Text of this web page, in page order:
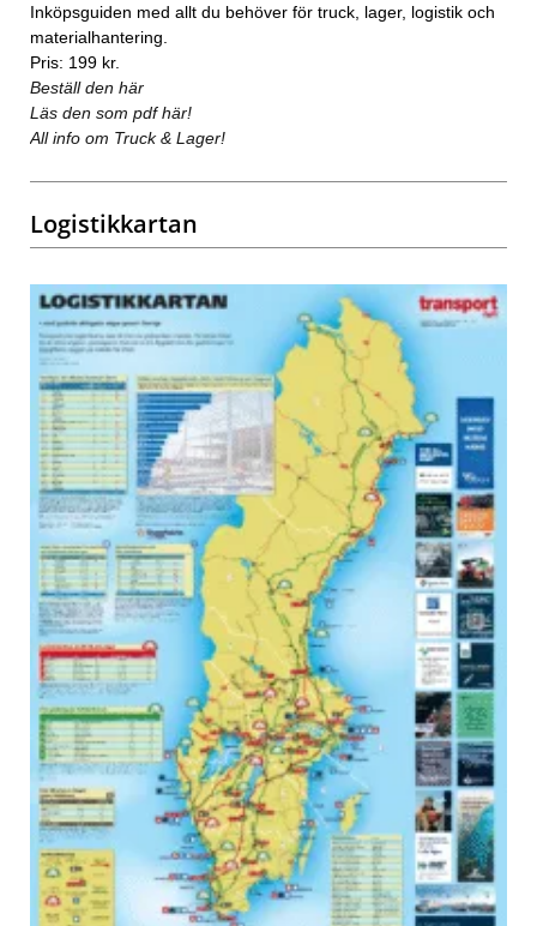
Inköpsguiden med allt du behöver för truck, lager, logistik och
materialhantering.
Pris: 199 kr.
Beställ den här
Läs den som pdf här!
All info om Truck & Lager!
Logistikkartan